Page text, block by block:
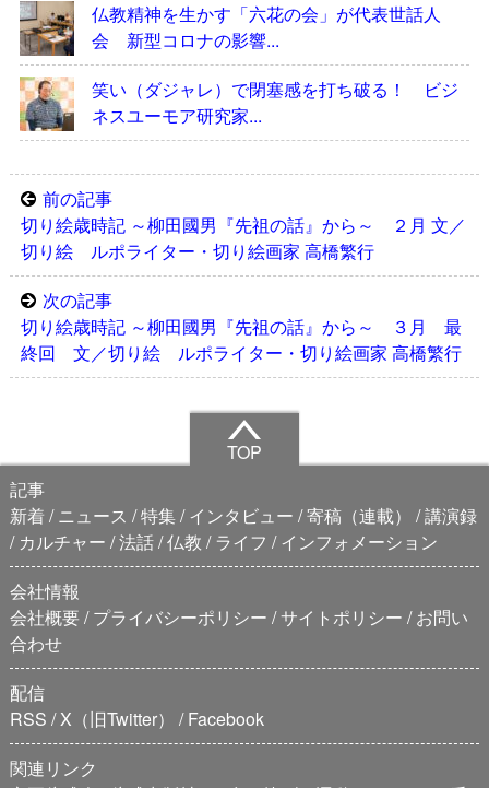
仏教精神を生かす「六花の会」が代表世話人
会 新型コロナの影響...
笑い（ダジャレ）で閉塞感を打ち破る！ ビジ
ネスユーモア研究家...
前の記事
切り絵歳時記 ～柳田國男『先祖の話』から～ ２月 文／
切り絵 ルポライター・切り絵画家 高橋繁行
次の記事
切り絵歳時記 ～柳田國男『先祖の話』から～ ３月 最
終回 文／切り絵 ルポライター・切り絵画家 高橋繁行
TOP
記事
新着
ニュース 特集 インタビュー 寄稿（連載）
講演録
カルチャー 法話 仏教 ライフ
インフォメーション
会社情報
会社概要 プライバシーポリシー サイトポリシー
お問い
合わせ
配信
RSS X（旧Twitter）
Facebook
関連リンク